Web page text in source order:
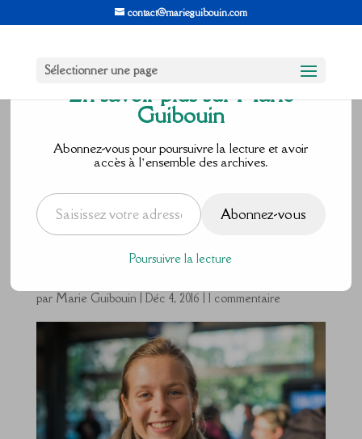
contact@marieguibouin.com
Sélectionner une page
#100jours100so
urires :
Héléna
par Marie Guibouin | Déc 4, 2016 | 1 commentaire
En savoir plus sur Marie
Guibouin
Abonnez-vous pour poursuivre la lecture et avoir
accès à l’ensemble des archives.
Saisissez votre adresse e-mail…
Abonnez-vous
Poursuivre la lecture